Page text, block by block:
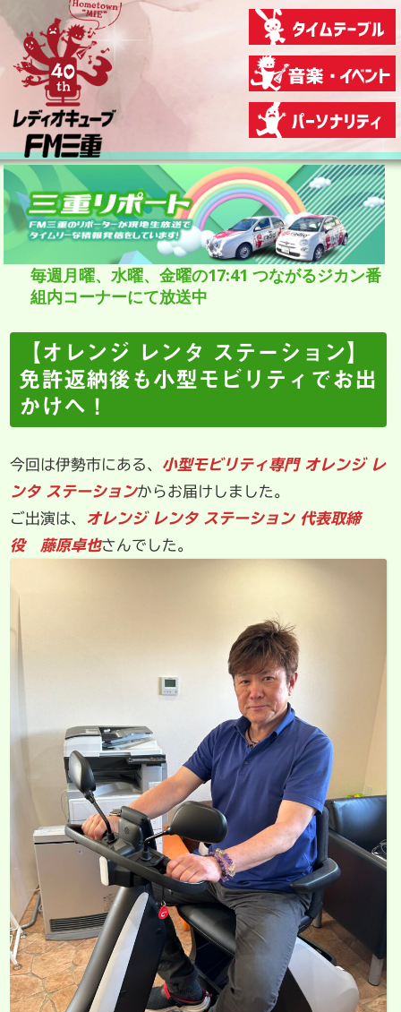
毎週月曜、水曜、金曜の17:41 つながるジカン番
組内コーナーにて放送中
【オレンジ レンタ ステーション】
免許返納後も小型モビリティでお出
かけへ！
今回は伊勢市にある、 小型モビリティ専門 オレンジ レ
ンタ ステーションからお届けしました。
ご出演は、 オレンジ レンタ ステーション 代表取締
役 藤原卓也さんでした。